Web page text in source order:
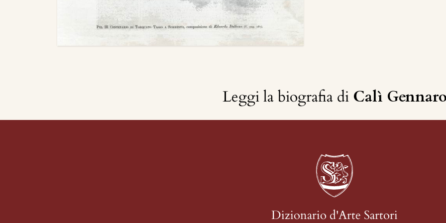
Leggi la biografia di Calì
Dizionario d'Arte Sartori